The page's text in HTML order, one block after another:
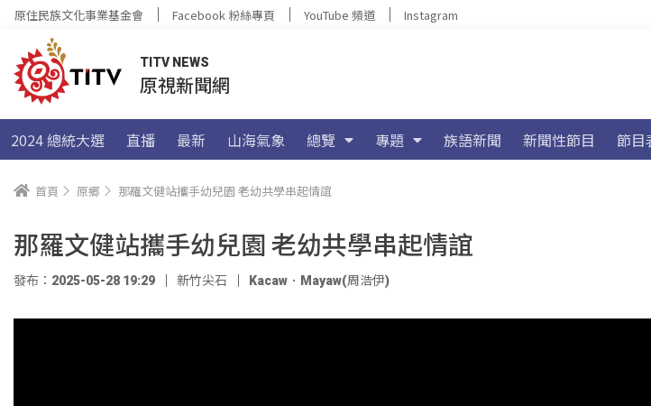
原住民族文化事業基金會 Facebook 粉絲專頁 YouTube 頻道 Instagram
TITV NEWS
原視新聞網
2024 總統大選 直播 最新 山海氣象 總覽 專題 族語新聞 新聞性節目 節目
首頁 原鄉 那羅文健站攜手幼兒園 老幼共學串起情誼
那羅文健站攜手幼兒園 老幼共學串起情誼
發布：2025-05-28 19:29 新竹尖石 Kacaw．Mayaw(周浩伊)